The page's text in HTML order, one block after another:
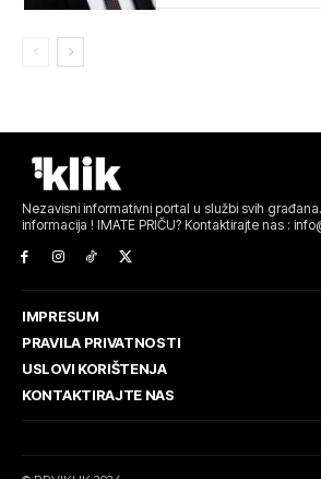
Nezavisni informativni portal u službi svih
informacija ! IMATE PRIČU? Kontaktirajte nas :
IMPRESUM
PRAVILA PRIVATNOSTI
USLOVI KORIŠTENJA
KONTAKTIRAJTE NAS